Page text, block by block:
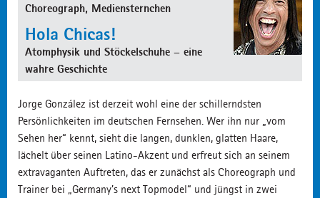
Choreograph, Mediensternchen
Hola Chicas!
Atomphysik und Stöckelschuhe – eine
wahre Geschichte
Jorge González ist derzeit wohl eine der schillerndsten
Persönlichkeiten im deutschen Fernsehen. Wer ihn nur „vom
Sehen her“ kennt, sieht die langen, dunklen, glatten Haare,
lächelt über seinen Latino-Akzent und erfreut sich an seinem
extravaganten Auftreten, das er zunächst als Choreograph und
Trainer bei „Germany’s next Topmodel“ und jüngst in zwei